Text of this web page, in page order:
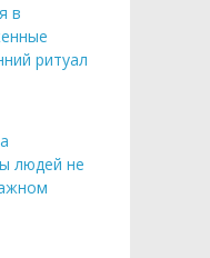
в
ритуал
людей не